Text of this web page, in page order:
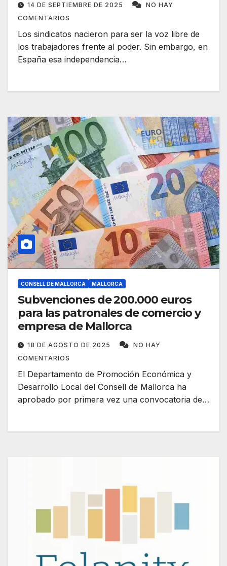
14 DE SEPTIEMBRE DE 2025
NO HAY
COMENTARIOS
Los sindicatos nacieron para ser la voz libre de
los trabajadores frente al poder. Sin embargo, en
España esa independencia…
CONSELL DE MALLORCA MALLORCA
Subvenciones de 200.000 euros
para las patronales de comercio y
empresa de Mallorca
18 DE AGOSTO DE 2025
NO HAY
COMENTARIOS
El Departamento de Promoción Económica y
Desarrollo Local del Consell de Mallorca ha
aprobado por primera vez una convocatoria de…